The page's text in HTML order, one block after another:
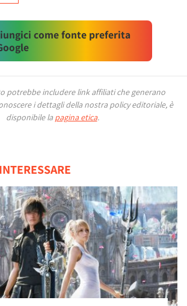
come fonte preferita
potrebbe includere link affiliati che generano
i dettagli della nostra policy editoriale, è
disponibile la pagina etica.